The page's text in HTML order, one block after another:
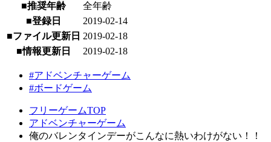
■推奨年齢
全年齢
■登録日
2019-02-14
■ファイル更新日 2019-02-18
■情報更新日
2019-02-18
#アドベンチャーゲーム
#ボードゲーム
フリーゲームTOP
アドベンチャーゲーム
俺のバレンタインデーがこんなに熱いわけがない！！